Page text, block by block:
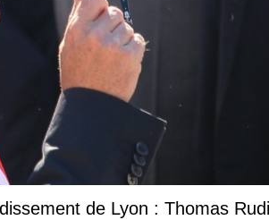
de Lyon : Thomas